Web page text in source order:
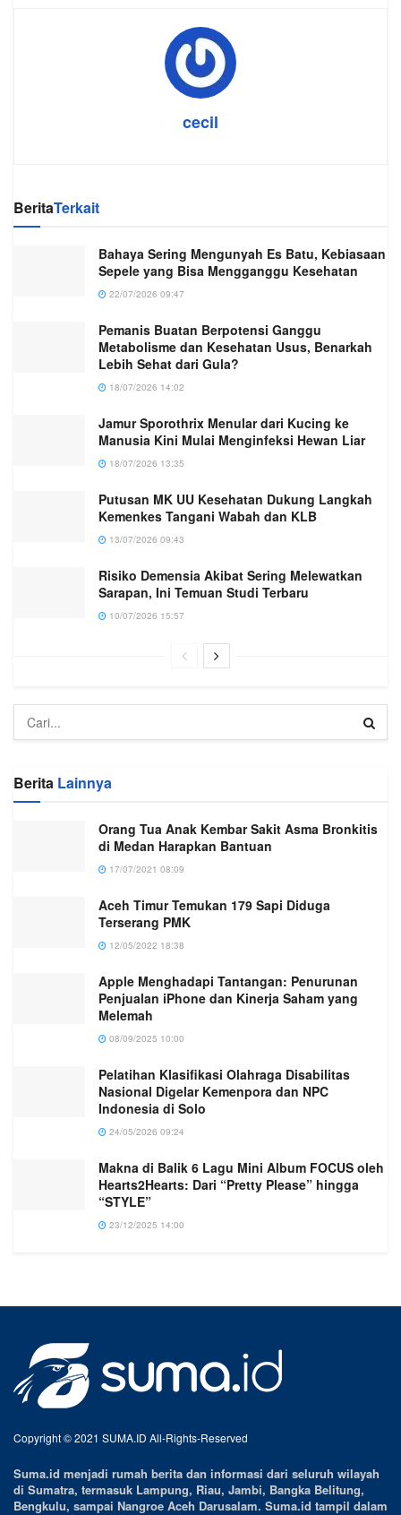
cecil
BeritaTerkait
Bahaya Sering Mengunyah Es Batu, Kebiasaan
Sepele yang Bisa Mengganggu Kesehatan
22/07/2026 09:47
Pemanis Buatan Berpotensi Ganggu
Metabolisme dan Kesehatan Usus, Benarkah
Lebih Sehat dari Gula?
18/07/2026 14:02
Jamur Sporothrix Menular dari Kucing ke
Manusia Kini Mulai Menginfeksi Hewan Liar
18/07/2026 13:35
Putusan MK UU Kesehatan Dukung Langkah
Kemenkes Tangani Wabah dan KLB
13/07/2026 09:43
Risiko Demensia Akibat Sering Melewatkan
Sarapan, Ini Temuan Studi Terbaru
10/07/2026 15:57
Berita Lainnya
Orang Tua Anak Kembar Sakit Asma Bronkitis
di Medan Harapkan Bantuan
17/07/2021 08:09
Aceh Timur Temukan 179 Sapi Diduga
Terserang PMK
12/05/2022 18:38
Apple Menghadapi Tantangan: Penurunan
Penjualan iPhone dan Kinerja Saham yang
Melemah
08/09/2025 10:00
Pelatihan Klasifikasi Olahraga Disabilitas
Nasional Digelar Kemenpora dan NPC
Indonesia di Solo
24/05/2026 09:24
Makna di Balik 6 Lagu Mini Album FOCUS oleh
Hearts2Hearts: Dari “Pretty Please” hingga
“STYLE”
23/12/2025 14:00
Copyright © 2021 SUMA.ID All-Rights-Reserved
Suma.id menjadi rumah berita dan informasi dari seluruh wilayah
di Sumatra, termasuk Lampung, Riau, Jambi, Bangka Belitung,
Bengkulu, sampai Nangroe Aceh Darusalam. Suma.id tampil dalam